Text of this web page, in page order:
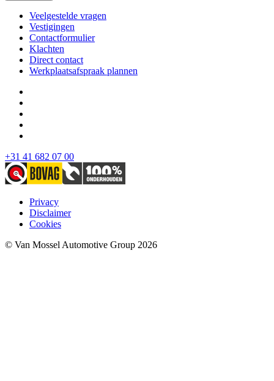
Veelgestelde vragen
Vestigingen
Contactformulier
Klachten
Direct contact
Werkplaatsafspraak plannen
+31 41 682 07 00
Privacy
Disclaimer
Cookies
© Van Mossel Automotive Group 2026